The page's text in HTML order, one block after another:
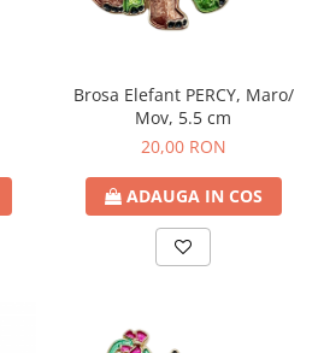
Brosa Elefant PERCY, Maro/
Mov, 5.5 cm
20,00 RON
ADAUGA IN COS